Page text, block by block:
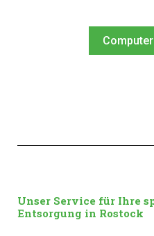
Unser Service für Ihre
Entsorgung in Rostock